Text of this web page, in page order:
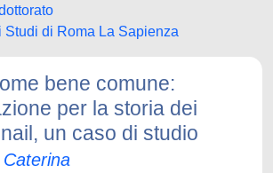
Studi di Roma La Sapienza
bene comune:
per la storia dei
un caso di studio